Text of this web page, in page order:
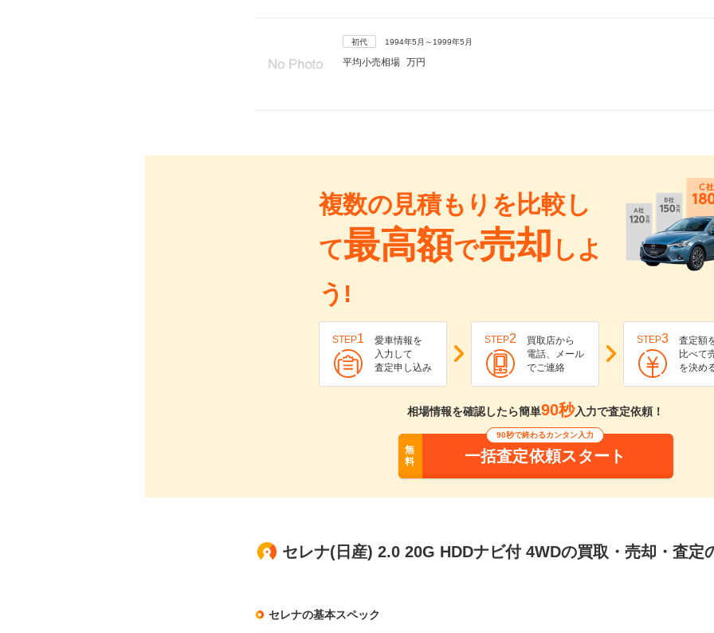
初代 1994年5月～1999年5月
平均小売相場 万円
複数の見積もりを比較し
て最高額で売却 しよ
う!
STEP1
愛車情報を
入力して
査定申し込み
STEP2
買取店から
電話、メール
でご連絡
STEP3
査定額
比べて
を決め
相場情報を確認したら簡単90秒入力で査定依頼！
無
料
90秒で終わるカンタン入力
一括査定依頼スタート
セレナ(日産) 2.0 20G HDDナビ付 4WDの買取・売却・査定
セレナの基本スペック